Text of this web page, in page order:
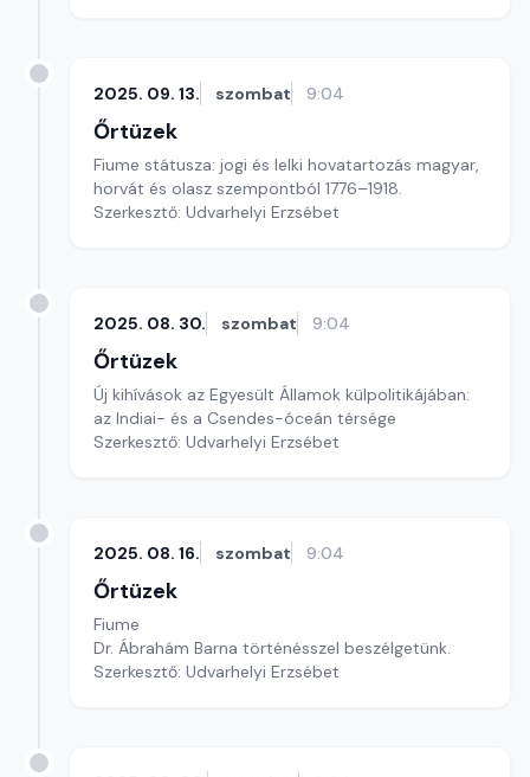
2025. 09. 13. szombat 9:04
Őrtüzek
Fiume státusza: jogi és lelki hovatartozás magyar,
horvát és olasz szempontból 1776–1918.
Szerkesztő: Udvarhelyi Erzsébet
2025. 08. 30. szombat 9:04
Őrtüzek
Új kihívások az Egyesült Államok külpolitikájában:
az Indiai- és a Csendes-óceán térsége
Szerkesztő: Udvarhelyi Erzsébet
2025. 08. 16. szombat 9:04
Őrtüzek
Fiume
Dr. Ábrahám Barna történésszel beszélgetünk.
Szerkesztő: Udvarhelyi Erzsébet